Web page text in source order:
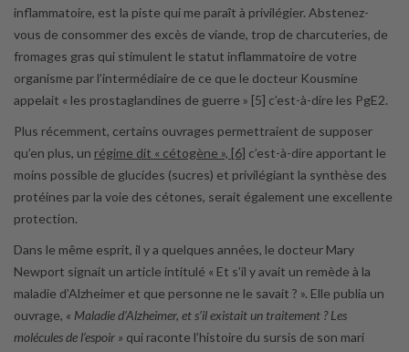
inflammatoire, est la piste qui me paraît à privilégier. Abstenez-
vous de consommer des excès de viande, trop de charcuteries, de
fromages gras qui stimulent le statut inflammatoire de votre
organisme par l’intermédiaire de ce que le docteur Kousmine
appelait « les prostaglandines de guerre » [5] c’est-à-dire les PgE2.
Plus récemment, certains ouvrages permettraient de supposer
qu’en plus, un régime dit « cétogène », [6] c’est-à-dire apportant le
moins possible de glucides (sucres) et privilégiant la synthèse des
protéines par la voie des cétones, serait également une excellente
protection.
Dans le même esprit, il y a quelques années, le docteur Mary
Newport signait un article intitulé « Et s’il y avait un remède à la
maladie d’Alzheimer et que personne ne le savait ? ». Elle publia un
ouvrage, « Maladie d’Alzheimer, et s’il existait un traitement ? Les
molécules de l’espoir » qui raconte l’histoire du sursis de son mari